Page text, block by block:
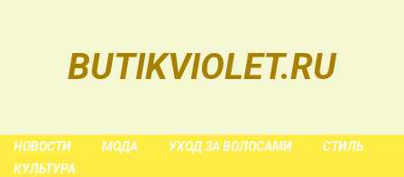
BUTIKVIOLET.RU
НОВОСТИ МОДА УХОД ЗА ВОЛОСАМИ
СТИЛЬ
КУЛЬТУРА